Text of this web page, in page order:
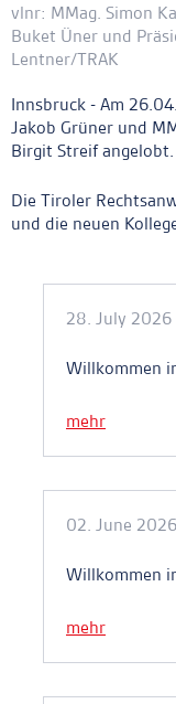
vlnr: MMag. Simon
Buket Üner und
Lentner/TRAK
Innsbruck - Am
Jakob Grüner und
Birgit Streif angelobt.
Die Tiroler
und die neuen
28. July 2026
Willkommen
mehr
02. June 2026
Willkommen
mehr